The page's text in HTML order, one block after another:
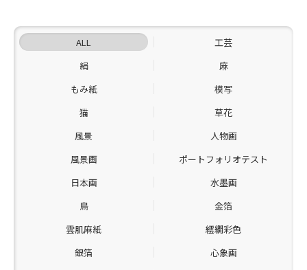
ALL
工芸
絹
麻
もみ紙
模写
猫
草花
風景
人物画
風景画
ポートフォリオテスト
日本画
水墨画
鳥
金箔
雲肌麻紙
繧繝彩色
銀箔
心象画